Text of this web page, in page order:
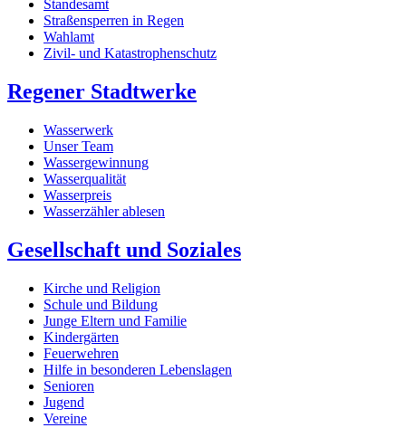
Standesamt
Straßensperren in Regen
Wahlamt
Zivil- und Katastrophenschutz
Regener Stadtwerke
Wasserwerk
Unser Team
Wassergewinnung
Wasserqualität
Wasserpreis
Wasserzähler ablesen
Gesellschaft und Soziales
Kirche und Religion
Schule und Bildung
Junge Eltern und Familie
Kindergärten
Feuerwehren
Hilfe in besonderen Lebenslagen
Senioren
Jugend
Vereine